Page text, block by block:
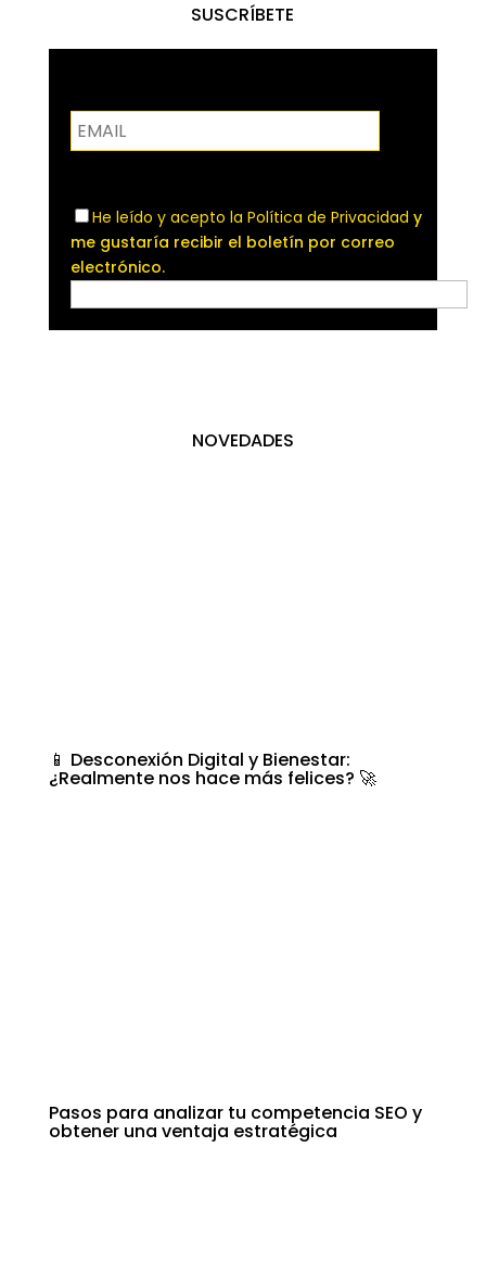
SUSCRÍBETE
He leído y acepto la Política de Privacidad y
me gustaría recibir el boletín por correo
electrónico.
NOVEDADES
📱 Desconexión Digital y Bienestar:
¿Realmente nos hace más felices? 🚀
Pasos para analizar tu competencia SEO y
obtener una ventaja estratégica